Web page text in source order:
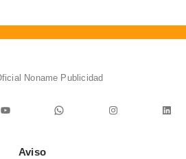
YouTube WhatsApp Instagram
Aviso